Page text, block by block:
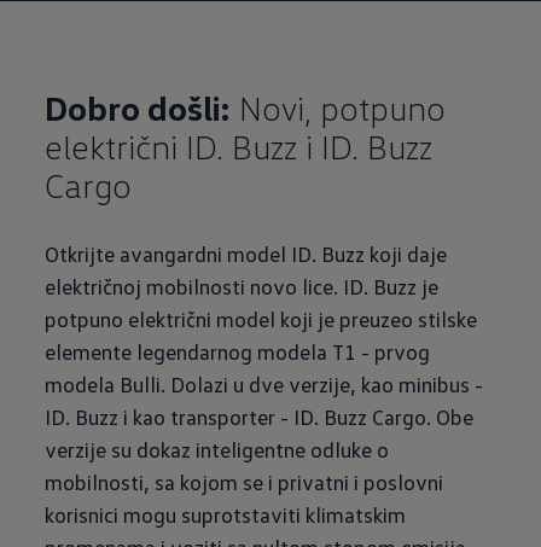
Dobro došli: Novi, potpuno
električni ID. Buzz i ID. Buzz
Cargo
Otkrijte avangardni model ID. Buzz koji daje
električnoj mobilnosti novo lice. ID. Buzz je
potpuno električni model koji je preuzeo stilske
elemente legendarnog modela T1 - prvog
modela Bulli. Dolazi u dve verzije, kao minibus -
ID. Buzz i kao transporter - ID. Buzz Cargo. Obe
verzije su dokaz inteligentne odluke o
mobilnosti, sa kojom se i privatni i poslovni
korisnici mogu suprotstaviti klimatskim